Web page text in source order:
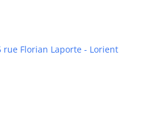
rue Florian Laporte - Lorient